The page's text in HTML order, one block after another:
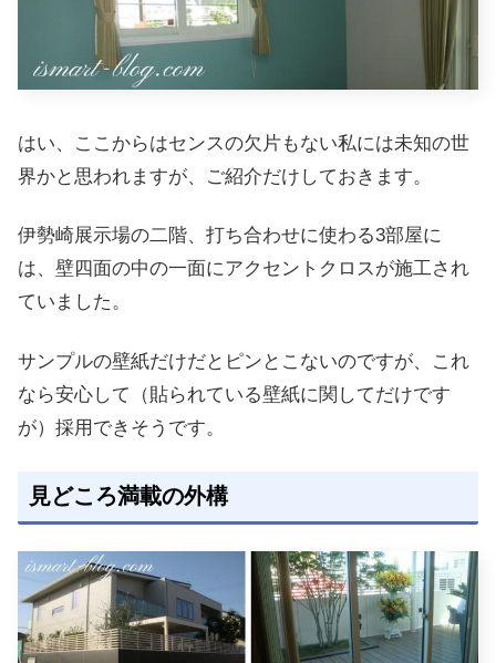
はい、ここからはセンスの欠片もない私には未知の世
界かと思われますが、ご紹介だけしておきます。
伊勢崎展示場の二階、打ち合わせに使わる3部屋に
は、壁四面の中の一面にアクセントクロスが施工され
ていました。
サンプルの壁紙だけだとピンとこないのですが、これ
なら安心して（貼られている壁紙に関してだけです
が）採用できそうです。
見どころ満載の外構